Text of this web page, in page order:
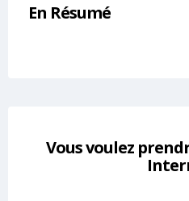
En Résumé
Vous voulez